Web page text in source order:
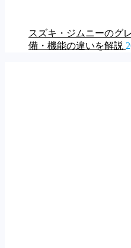
スズキ・ジムニーのグ
備・機能の違いを解説